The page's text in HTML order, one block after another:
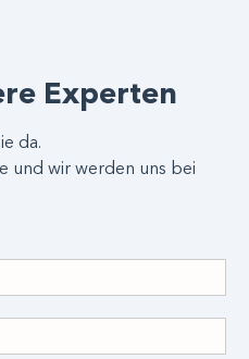
Experten
da.
und wir werden uns bei